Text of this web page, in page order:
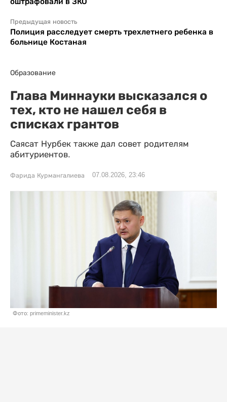
Предыдущая новость
Полиция расследует смерть трехлетнего ребенка в
больнице Костаная
Образование
Глава Миннауки высказался о
тех, кто не нашел себя в
списках грантов
Саясат Нурбек также дал совет родителям
абитуриентов.
Фарида Курмангалиева 07.08.2026, 23:46
Фото: primeminister.kz